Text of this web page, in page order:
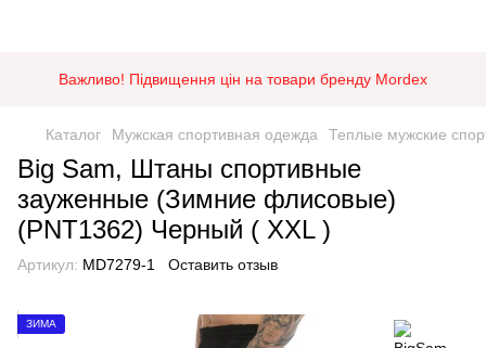
Важливо! Підвищення цін на товари бренду Mordex
Каталог Мужская спортивная одежда Теплые мужские
Big Sam, Штаны спортивные
зауженные (Зимние флисовые)
(PNT1362) Черный ( XXL )
Артикул: MD7279-1 Оставить отзыв
ЗИМА